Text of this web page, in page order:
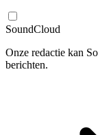
SoundCloud
Onze redactie kan
berichten.